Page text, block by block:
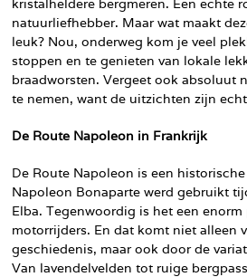
kristalheldere bergmeren. Een echte
natuurliefhebber. Maar wat maakt
leuk? Nou, onderweg kom je veel
stoppen en te genieten van lokale
braadworsten. Vergeet ook absoluut
te nemen, want de uitzichten zijn
De Route Napoleon in Frankrijk
De Route Napoleon is een
Napoleon Bonaparte werd gebruikt
Elba. Tegenwoordig is het een
motorrijders. En dat komt niet alleen
geschiedenis, maar ook door de
Van lavendelvelden tot ruige